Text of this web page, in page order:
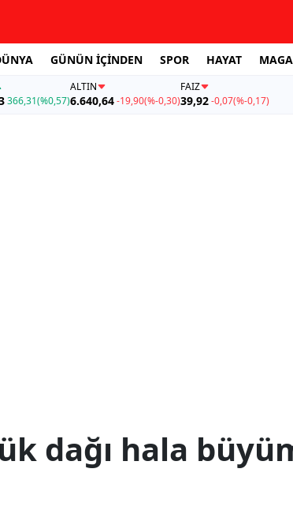
GÜNÜN İÇİNDEN SPOR HAYAT
366,31(%0,57)
ALTIN
6.640,64-19,90(%-0,30)
FAİZ
39,92-0,07(%-0,17)
dağı hala